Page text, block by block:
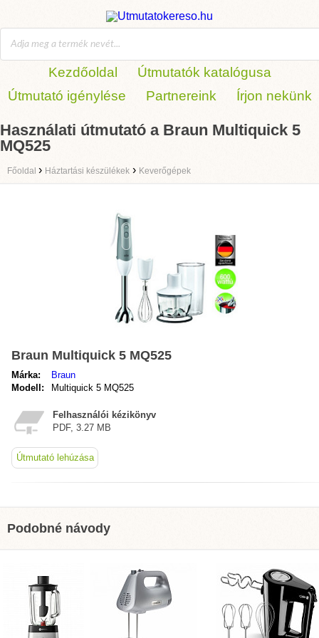
Kezdőoldal
Útmutatók katalógusa
Útmutató igénylése
Partnereink Írjon nekünk
Használati útmutató a Braun Multiquick 5
MQ525
Főoldal › Háztartási készülékek › Keverőgépek
Braun Multiquick 5 MQ525
Márka:
Braun
Modell:
Multiquick 5 MQ525
Felhasználói kézikönyv
PDF, 3.27 MB
Útmutató lehúzása
Podobné návody